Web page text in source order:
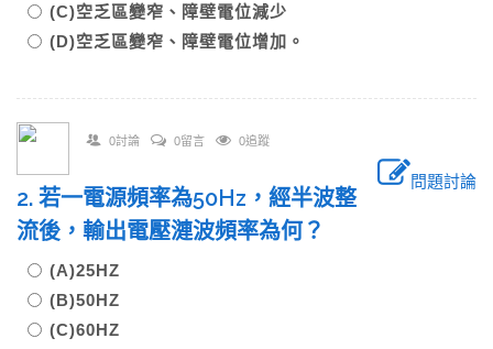
(C)空乏區變窄、障壁電位減少
(D)空乏區變窄、障壁電位增加。
0討論 0留言 0追蹤
問題討論
2. 若一電源頻率為50Hz，經半波整
流後，輸出電壓漣波頻率為何？
(A)25HZ
(B)50HZ
(C)60HZ